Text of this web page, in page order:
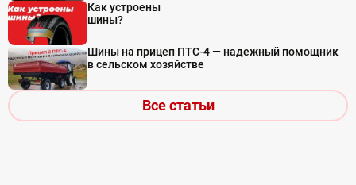
Как устроены
шины?
Шины на прицеп ПТС-4 — надежный помощник
в сельском хозяйстве
Все статьи